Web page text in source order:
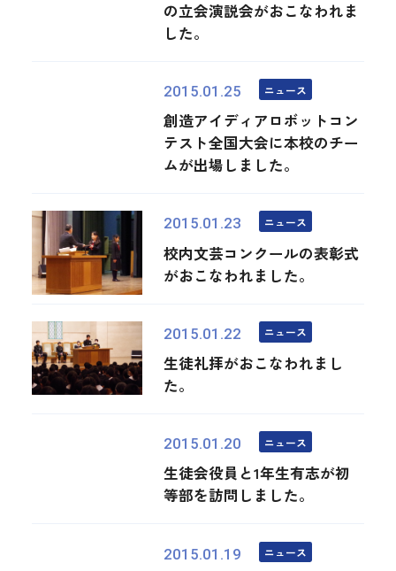
の立会演説会がおこなわれま
した。
2015.01.25 ニュース
創造アイディアロボットコン
テスト全国大会に本校のチー
ムが出場しました。
2015.01.23 ニュース
校内文芸コンクールの表彰式
がおこなわれました。
2015.01.22 ニュース
生徒礼拝がおこなわれまし
た。
2015.01.20 ニュース
生徒会役員と1年生有志が初
等部を訪問しました。
2015.01.19 ニュース